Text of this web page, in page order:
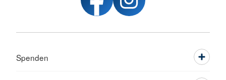
Spenden